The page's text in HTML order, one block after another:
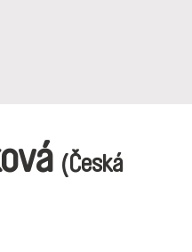
(Česká